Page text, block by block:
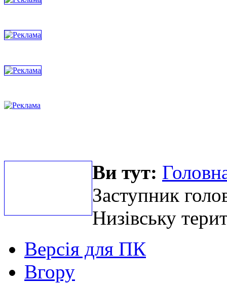
Ви тут:
Заступник
Низівську
Версія для ПК
Вгору